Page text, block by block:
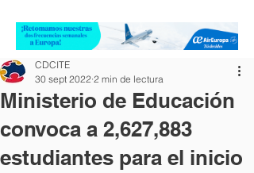
Ministerio de Educación
convoca a 2,627,883
estudiantes para el inicio
CDCITE
30 sept 2022 2 min de lectura